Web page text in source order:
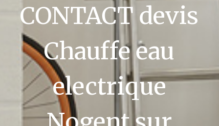
CONTACT devis
Chauffe eau
electrique